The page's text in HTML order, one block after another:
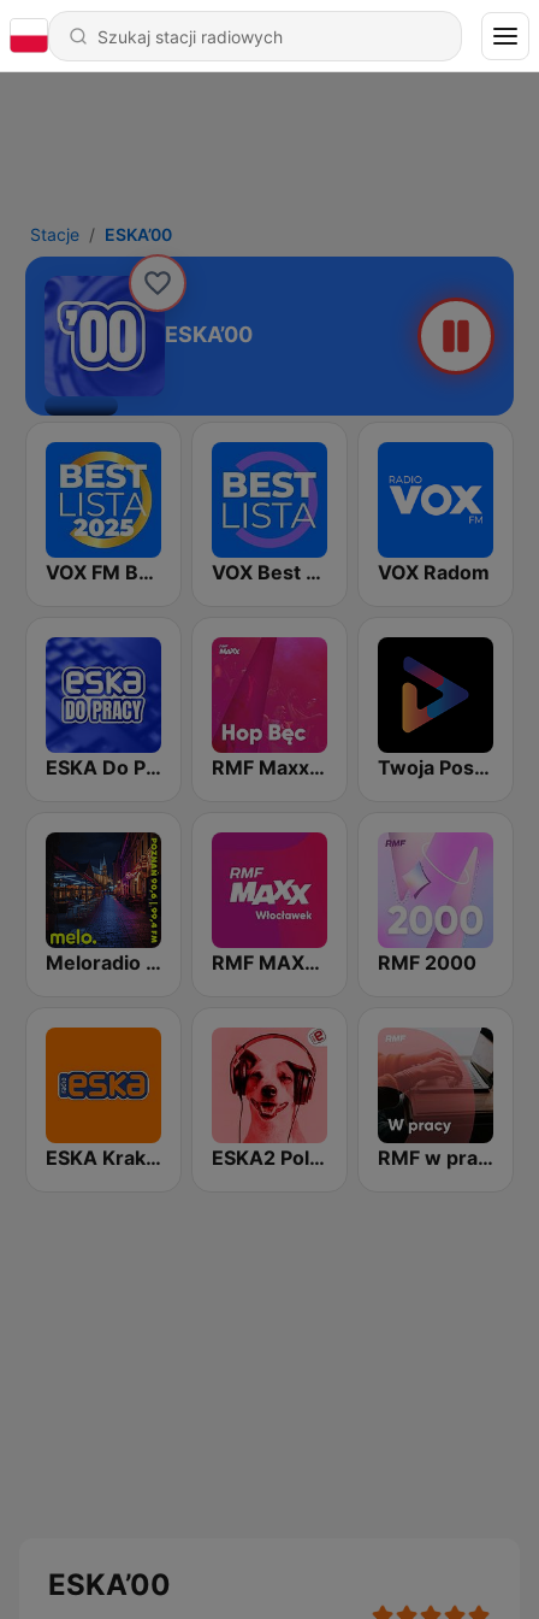
Stacje ESKA’00
ESKA’00
VOX FM Best lista 2025 VOX Best Lista VOX Radom
ESKA Do Pracy RMF Maxxx Hop Bec Twoja Poska Stacja
Meloradio Poznań RMF MAXX Włocławek RMF 2000
ESKA Kraków ESKA2 Polskie Na Czasie RMF w pracy
ESKA’00